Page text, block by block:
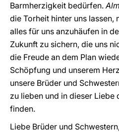
Barmherzigkeit bedürfen.
die Torheit hinter uns lassen,
alles für uns anzuhäufen in
Zukunft zu sichern, die uns
die Freude an dem Plan
Schöpfung und unserem
unsere Brüder und
zu lieben und in dieser Liebe
finden.
Liebe Brüder und